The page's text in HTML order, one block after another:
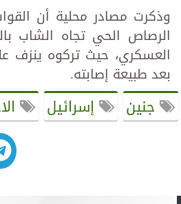
وذكرت مصادر محلية أن
الرصاص الحي تجاه الشاب
العسكري، حيث تركوه ينزف
بعد طبيعة إصابته.
جنين إسرائيل